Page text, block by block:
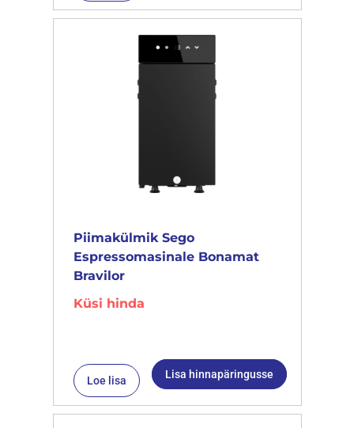
Piimakülmik Sego
Espressomasinale Bonamat
Bravilor
Küsi hinda
Loe lisa Lisa hinnapäringusse